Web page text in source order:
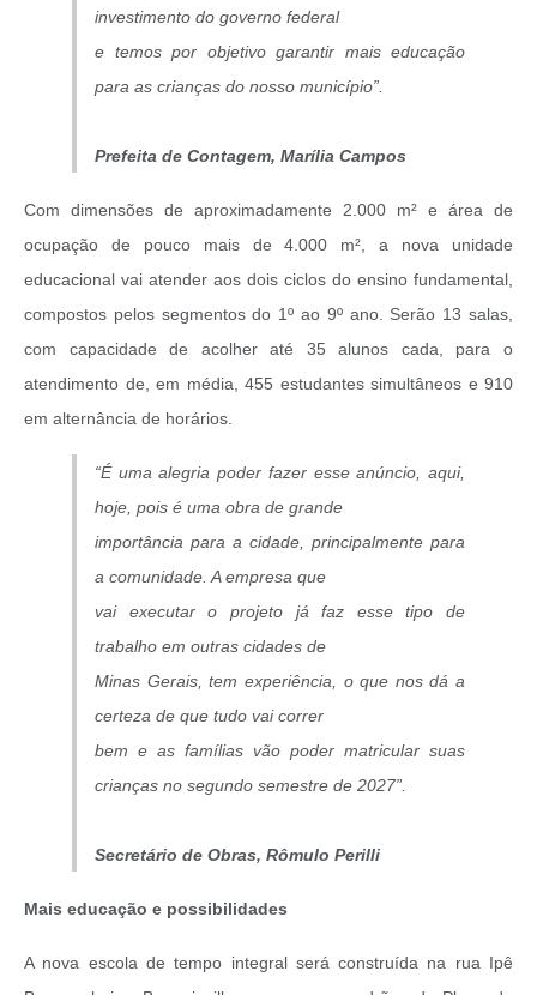
investimento do governo federal
e temos por objetivo garantir mais educação
para as crianças do nosso município”.
Prefeita de Contagem, Marília Campos
Com dimensões de aproximadamente 2.000 m² e área de
ocupação de pouco mais de 4.000 m², a nova unidade
educacional vai atender aos dois ciclos do ensino fundamental,
compostos pelos segmentos do 1º ao 9º ano. Serão 13 salas,
com capacidade de acolher até 35 alunos cada, para o
atendimento de, em média, 455 estudantes simultâneos e 910
em alternância de horários.
“É uma alegria poder fazer esse anúncio, aqui,
hoje, pois é uma obra de grande
importância para a cidade, principalmente para
a comunidade. A empresa que
vai executar o projeto já faz esse tipo de
trabalho em outras cidades de
Minas Gerais, tem experiência, o que nos dá a
certeza de que tudo vai correr
bem e as famílias vão poder matricular suas
crianças no segundo semestre de 2027”.
Secretário de Obras, Rômulo Perilli
Mais educação e possibilidades
A nova escola de tempo integral será construída na rua Ipê